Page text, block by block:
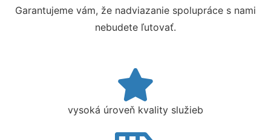
Garantujeme vám, že nadviazanie spolupráce s nami
nebudete ľutovať.
vysoká úroveň kvality služieb